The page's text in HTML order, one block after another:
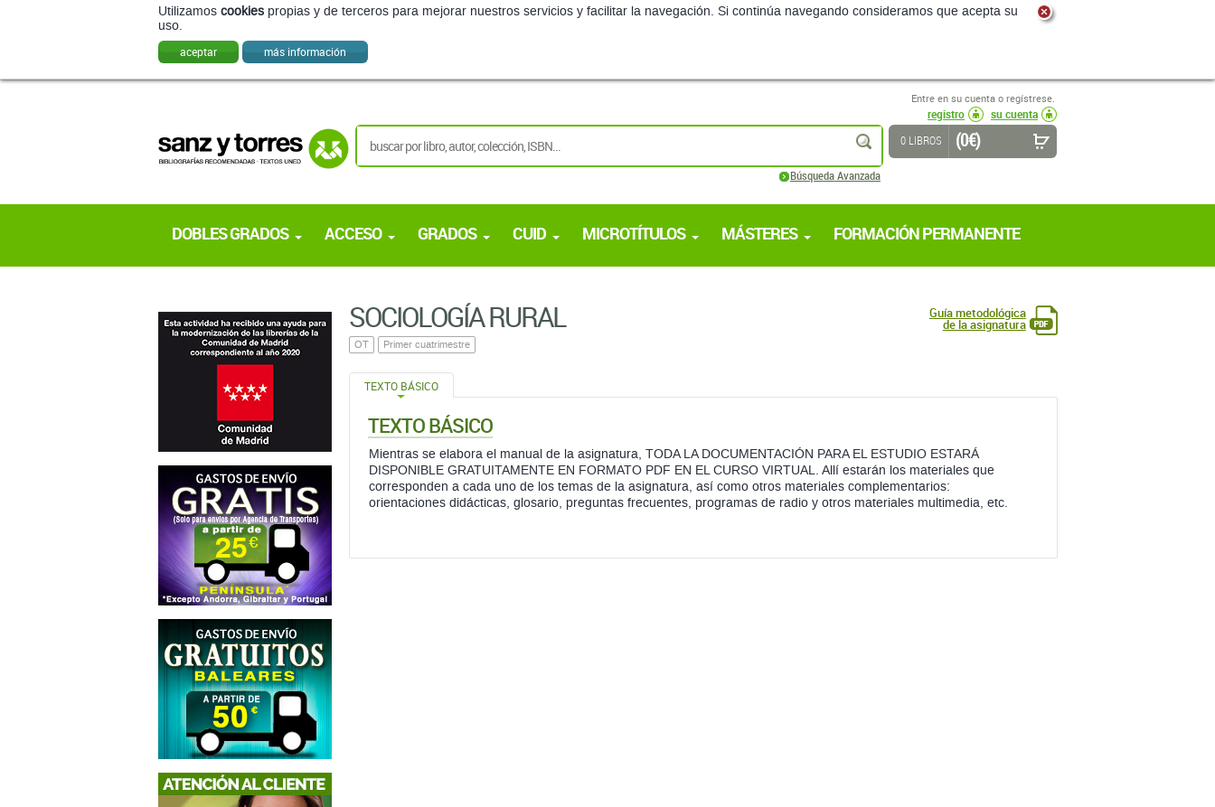
Utilizamos cookies propias y de terceros para mejorar nuestros servicios y facilitar la navegación. Si continúa navegando consideramos que acepta su
uso.
aceptar más información
Entre en su cuenta o regístrese.
registro
su cuenta
buscar
Búsqueda Avanzada
0 LIBROS (0 €)
DOBLES GRADOS ACCESO GRADOS CUID MICROTÍTULOS MÁSTERES FORMACIÓN PERMANENTE
SOCIOLOGÍA RURAL
OT Primer cuatrimestre
Guía metodológica
de la asignatura
TEXTO BÁSICO
TEXTO BÁSICO
Mientras se elabora el manual de la asignatura, TODA LA DOCUMENTACIÓN PARA EL ESTUDIO ESTARÁ
DISPONIBLE GRATUITAMENTE EN FORMATO PDF EN EL CURSO VIRTUAL. Allí estarán los materiales que
corresponden a cada uno de los temas de la asignatura, así como otros materiales complementarios:
orientaciones didácticas, glosario, preguntas frecuentes, programas de radio y otros materiales multimedia, etc.